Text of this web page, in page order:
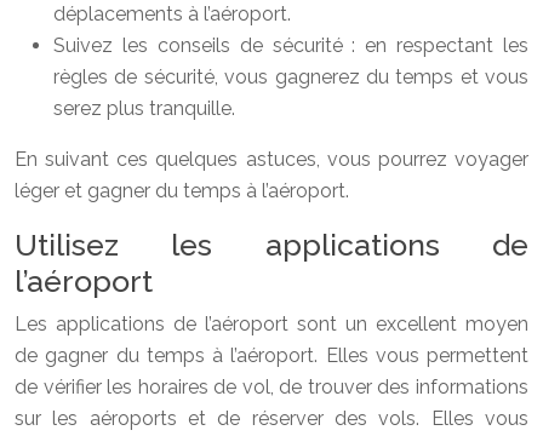
déplacements à l’aéroport.
Suivez les conseils de sécurité : en respectant les
règles de sécurité, vous gagnerez du temps et vous
serez plus tranquille.
En suivant ces quelques astuces, vous pourrez voyager
léger et gagner du temps à l’aéroport.
Utilisez les applications de
l’aéroport
Les applications de l’aéroport sont un excellent moyen
de gagner du temps à l’aéroport. Elles vous permettent
de vérifier les horaires de vol, de trouver des informations
sur les aéroports et de réserver des vols. Elles vous